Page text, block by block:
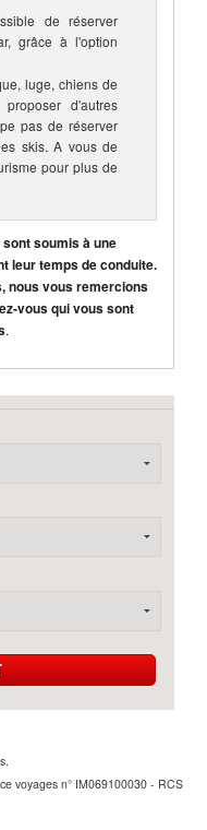
de réserver
grâce à l'option
luge, chiens de
d'autres
pas de réserver
skis. A vous de
pour plus de
soumis à une
leur temps de conduite.
nous vous remercions
vous qui vous sont
.
voyages n° IM069100030 - RCS